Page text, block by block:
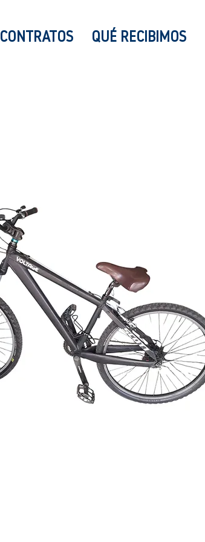
CONTRATOS QUÉ RECIBIMOS